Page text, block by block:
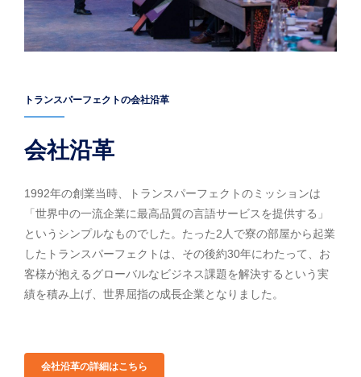
トランスパーフェクトの会社沿革
会社沿革
1992年の創業当時、トランスパーフェクトのミッションは
「世界中の一流企業に最高品質の言語サービスを提供する」
というシンプルなものでした。たった2人で寮の部屋から起業
したトランスパーフェクトは、その後約30年にわたって、お
客様が抱えるグローバルなビジネス課題を解決するという実
績を積み上げ、世界屈指の成長企業となりました。
会社沿革の詳細はこちら